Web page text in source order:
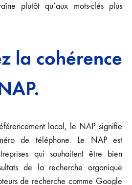
plutôt qu’aux mots-clés plus
la cohérence
local, le NAP signifie
de téléphone. Le NAP est
qui souhaitent être bien
de la recherche organique
de recherche comme Google